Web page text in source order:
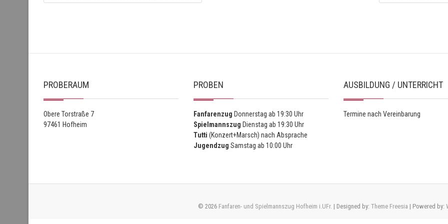
PROBERAUM
Obere Torstraße 7
97461 Hofheim
PROBEN
Fanfarenzug Donnerstag ab 19:30 Uhr
Spielmannszug Dienstag ab 19:30 Uhr
Tutti (Konzert+Marsch) nach Absprache
Jugendzug Samstag ab 10:00 Uhr
AUSBILDUNG / UNTERRICHT
Termine nach Vereinbarung
© 2026 Fanfaren- und Spielmannszug Hofheim i.UFr. | Designed by: Theme Freesia | Powered by: